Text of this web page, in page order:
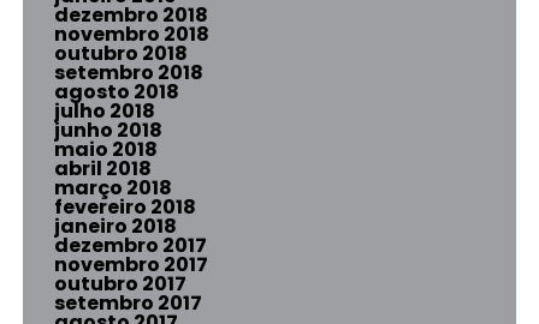
dezembro 2018
novembro 2018
outubro 2018
setembro 2018
agosto 2018
julho 2018
junho 2018
maio 2018
abril 2018
março 2018
fevereiro 2018
janeiro 2018
dezembro 2017
novembro 2017
outubro 2017
setembro 2017